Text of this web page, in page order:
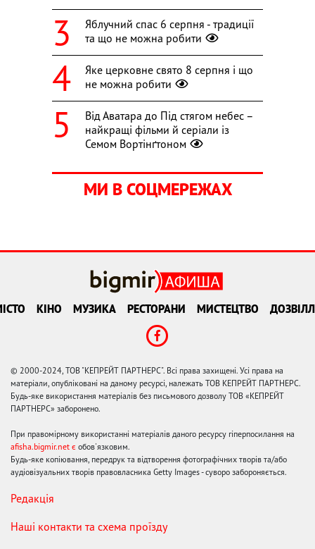
Яблучний спас 6 серпня - традиції
та що не можна робити
Яке церковне свято 8 серпня і що
не можна робити
Від Аватара до Під стягом небес –
найкращі фільми й серіали із
Семом Вортінґтоном
МИ В СОЦМЕРЕЖАХ
КІНО МУЗИКА РЕСТОРАНИ МИСТЕЦТВО
© 2000-2024, ТОВ "КЕПРЕЙТ ПАРТНЕРС". Всі права захищені. Усі права на
матеріали, опубліковані на даному ресурсі, належать ТОВ КЕПРЕЙТ ПАРТНЕРС.
Будь-яке використання матеріалів без письмового дозволу ТОВ «КЕПРЕЙТ
ПАРТНЕРС» заборонено.
При правомірному використанні матеріалів даного ресурсу гіперпосилання на
afisha.bigmir.net є обов'язковим.
Будь-яке копіювання, передрук та відтворення фотографічних творів та/або
аудіовізуальних творів правовласника Getty Images - суворо забороняється.
Редакція
Наші контакти та схема проїзду